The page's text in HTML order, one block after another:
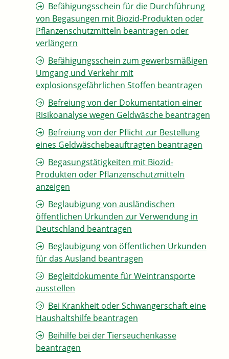
Befähigungsschein für die Durchführung
von Begasungen mit Biozid-Produkten oder
Pflanzenschutzmitteln beantragen oder
verlängern
Befähigungsschein zum gewerbsmäßigen
Umgang und Verkehr mit
explosionsgefährlichen Stoffen beantragen
Befreiung von der Dokumentation einer
Risikoanalyse wegen Geldwäsche beantragen
Befreiung von der Pflicht zur Bestellung
eines Geldwäschebeauftragten beantragen
Begasungstätigkeiten mit Biozid-
Produkten oder Pflanzenschutzmitteln
anzeigen
Beglaubigung von ausländischen
öffentlichen Urkunden zur Verwendung in
Deutschland beantragen
Beglaubigung von öffentlichen Urkunden
für das Ausland beantragen
Begleitdokumente für Weintransporte
ausstellen
Bei Krankheit oder Schwangerschaft eine
Haushaltshilfe beantragen
Beihilfe bei der Tierseuchenkasse
beantragen